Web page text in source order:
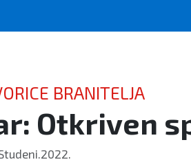
BRANITELJA
Otkriven